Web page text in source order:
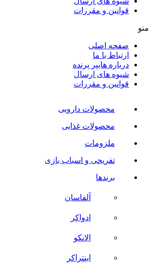
قوانین و مقررات
منو
صفحه اصلی
ارتباط با ما
درباره هایپر پرنده
شیوه های ارسال
قوانین و مقررات
محصولات دارویی
محصولات غذایی
ملزومات
تفریحی و اسباب بازی
برندها
آلفاسان
ادواکر
الانکو
اینتراکر